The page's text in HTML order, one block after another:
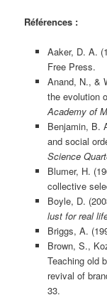
Références :
Aaker, D. A.
Free Press.
Anand, N., &
the evolution
Academy of
Benjamin, B.
and social
Science
Blumer, H.
collective
Boyle, D.
lust for real
Briggs, A.
Brown, S.,
Teaching old
revival of
33.